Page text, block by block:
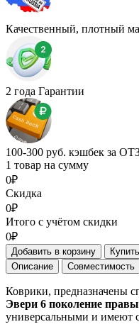
Качественный, плотный
2 года Гарантии
100-300 руб. кэшбек за
1 товар на сумму
0₽
Скидка
0₽
Итого с учётом скидки
0₽
Добавить в корзину
Описание
Совместимость
Коврики, предназначены
Эвери 6 поколение
универсальными и имеют